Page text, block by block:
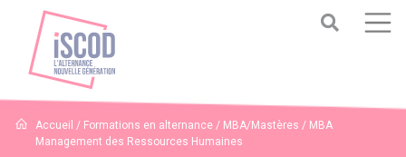
Accueil / Formations en alternance / MBA/Mastères / MBA
Management des Ressources Humaines